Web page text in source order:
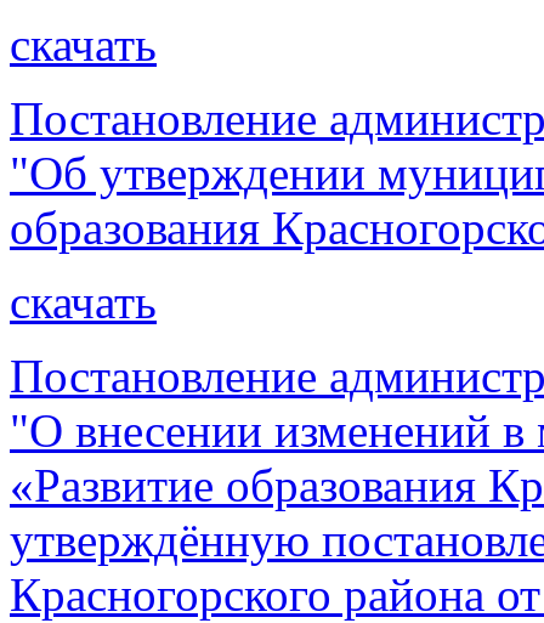
скачать
Постановление
"Об утверждении
образования
скачать
Постановление
"О внесении изменений
«Развитие образования
утверждённую
Красногорского района